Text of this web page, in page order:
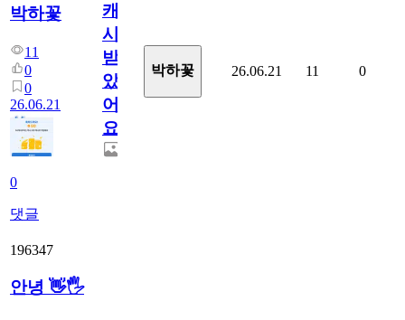
박하꽃
11
0
0
26.06.21
0
댓글
캐
시
받
았
어
요.
박하꽃 26.06.21 11 0
196347
안녕 👋🖐